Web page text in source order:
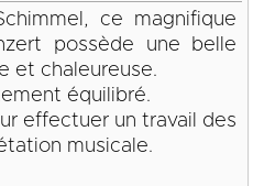
ce magnifique
possède une belle
et chaleureuse.
équilibré.
effectuer un travail des
musicale.